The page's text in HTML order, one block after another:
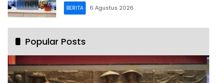
BERITA 6 Agustus 2026
Popular Posts